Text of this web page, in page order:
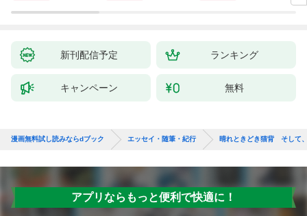
新刊配信予定 ランキング
キャンペーン 無料
漫画無料試し読みならdブック エッセイ・随筆・紀行 晴れときどき猫背 そして
アプリならもっと便利で快適に！